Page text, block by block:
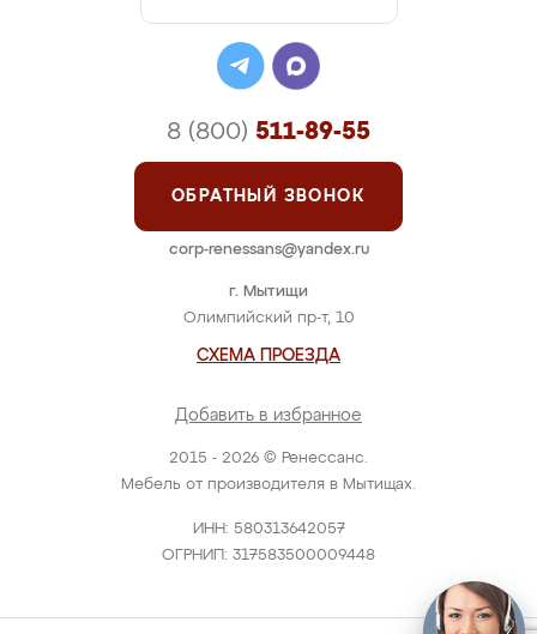
2015 - 2026 © Ренессанс.
Мебель от производителя в Мытищах.
ИНН: 580313642057
ОГРНИП: 317583500009448
г. Мытищи
Олимпийский пр-т, 10
СХЕМА ПРОЕЗДА
Добавить в избранное
8 (800) 511-89-55
ОБРАТНЫЙ ЗВОНОК
corp-renessans@yandex.ru